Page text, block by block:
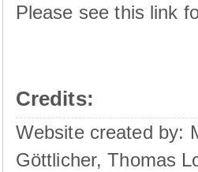
Please see this link
Credits:
Website created by:
Göttlicher, Thomas